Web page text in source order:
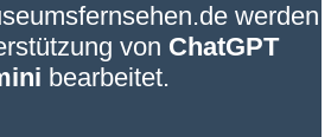
werden
von ChatGPT
bearbeitet.